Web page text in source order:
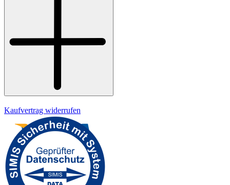
Kaufvertrag widerrufen